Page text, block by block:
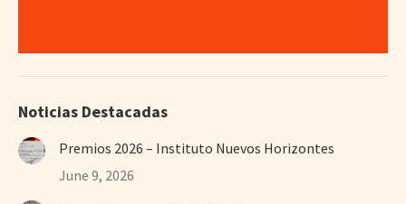
Noticias Destacadas
Premios 2026 – Instituto Nuevos Horizontes
June 9, 2026